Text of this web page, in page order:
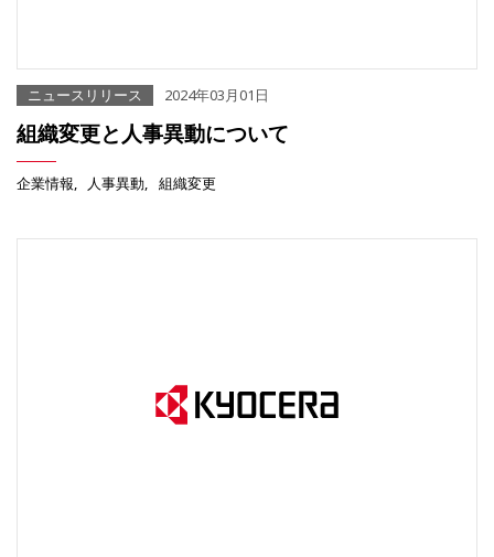
ニュースリリース 2024年03月01日
組織変更と人事異動について
企業情報 人事異動 組織変更